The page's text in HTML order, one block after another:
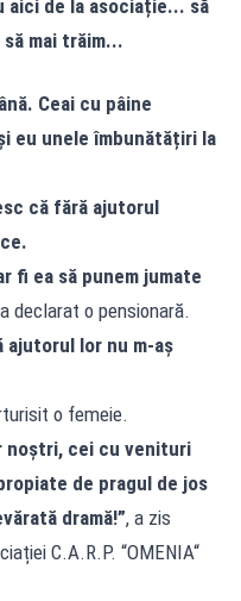
aici de la asociație... să
mai trăim...
Ceai cu pâine
eu unele îmbunătățiri la
că fără ajutorul
fi ea să punem jumate
declarat o pensionară.
ajutorul lor nu m-aș
o femeie.
noștri, cei cu venituri
de pragul de jos
dramă!”, a zis
C.A.R.P. “OMENIA“